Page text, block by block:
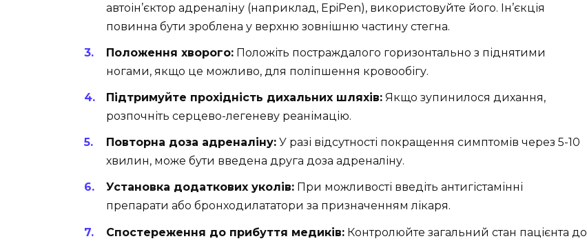
автоін’єктор адреналіну (наприклад, EpiPen), використовуйте його. Ін’єкція
повинна бути зроблена у верхню зовнішню частину стегна.
Положення хворого: Положіть постраждалого горизонтально з піднятими
ногами, якщо це можливо, для поліпшення кровообігу.
Підтримуйте прохідність дихальних шляхів: Якщо зупинилося дихання,
розпочніть серцево-легеневу реанімацію.
Повторна доза адреналіну: У разі відсутності покращення симптомів через 5-10
хвилин, може бути введена друга доза адреналіну.
Установка додаткових уколів: При можливості введіть антигістамінні
препарати або бронходилататори за призначенням лікаря.
Спостереження до прибуття медиків: Контролюйте загальний стан пацієнта до